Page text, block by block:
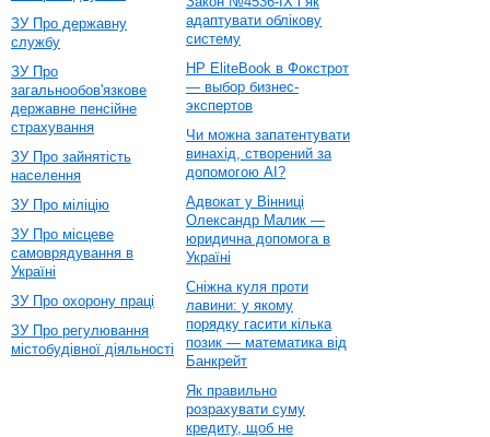
ЗУ Про державну
службу
ЗУ Про
загальнообов'язкове
державне пенсійне
страхування
ЗУ Про зайнятість
населення
ЗУ Про міліцію
ЗУ Про місцеве
самоврядування в
Україні
ЗУ Про охорону праці
ЗУ Про регулювання
містобудівної діяльності
адаптувати облікову
систему
HP EliteBook в Фокстрот
— выбор бизнес-
экспертов
Чи можна запатентувати
винахід, створений за
допомогою AI?
Адвокат у Вінниці
Олександр Малик —
юридична допомога в
Україні
Сніжна куля проти
лавини: у якому
порядку гасити кілька
позик — математика від
Банкрейт
Як правильно
розрахувати суму
кредиту, щоб не